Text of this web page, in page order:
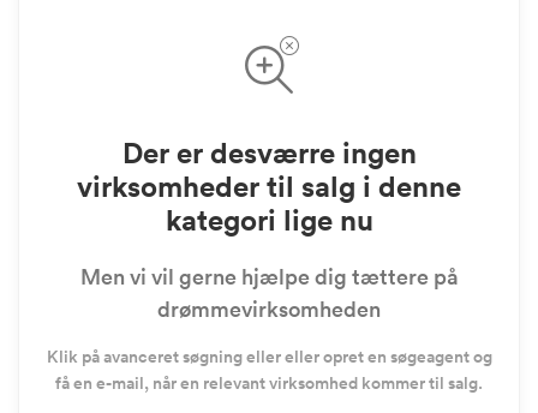
Der er desværre ingen
virksomheder til salg i denne
kategori lige nu
Men vi vil gerne hjælpe dig tættere på
drømmevirksomheden
Klik på avanceret søgning eller eller opret en søgeagent og
få en e-mail, når en relevant virksomhed kommer til salg.